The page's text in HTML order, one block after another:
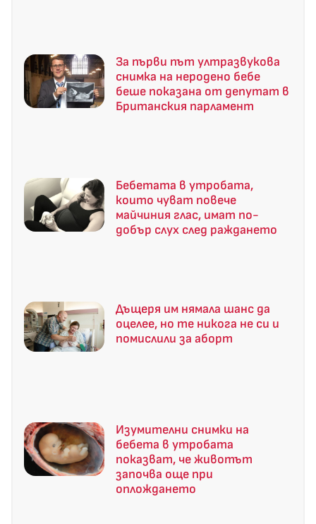
За първи път ултразвукова
снимка на неродено бебе
беше показана от депутат в
Британския парламент
Бебетата в утробата,
които чуват повече
майчиния глас, имат по-
добър слух след раждането
Дъщеря им нямала шанс да
оцелее, но те никога не си и
помислили за аборт
Изумителни снимки на
бебета в утробата
показват, че животът
започва още при
оплождането